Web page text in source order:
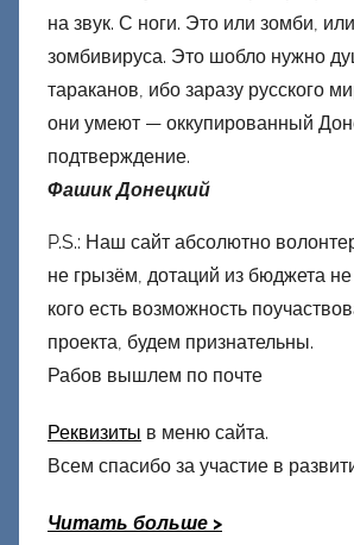
на звук. С ноги. Это или зомби,
зомбивируса. Это шобло нужно
тараканов, ибо заразу русского
они умеют — оккупированный
подтверждение.
Фашик Донецкий
P.S.: Наш сайт абсолютно
не грызём, дотаций из бюджета
кого есть возможность
проекта, будем признательны.
Рабов вышлем по почте
Реквизиты в меню сайта.
Всем спасибо за участие в
Читать больше >